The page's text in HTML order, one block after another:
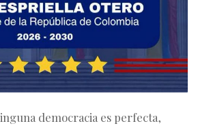
democracia es perfecta,